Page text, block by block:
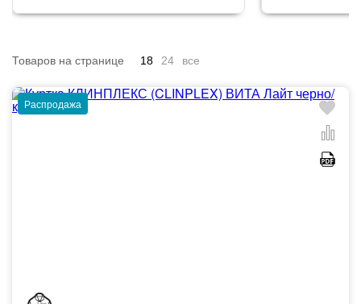
Товаров на странице 18 24 все
Распродажа